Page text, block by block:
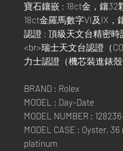
寶石鑲嵌 : 18ct金，鑲32
18ct金羅馬數字VI及IX，
認證 : 頂級天文台精密時
<br>瑞士天文台認證（
力士認證（機芯裝進錶殼
BRAND : Rolex
MODEL : Day-Date
MODEL NUMBER :
MODEL CASE : Oyster, 36
platinum